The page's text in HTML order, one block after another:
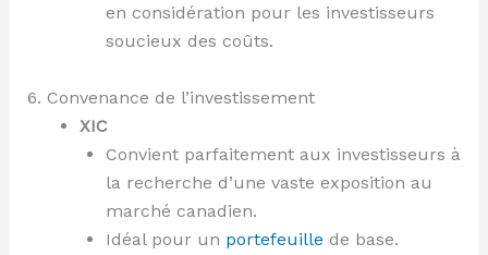
en considération pour les investisseurs
soucieux des coûts.
6. Convenance de l’investissement
XIC
Convient parfaitement aux investisseurs à
la recherche d’une vaste exposition au
marché canadien.
Idéal pour un portefeuille de base.